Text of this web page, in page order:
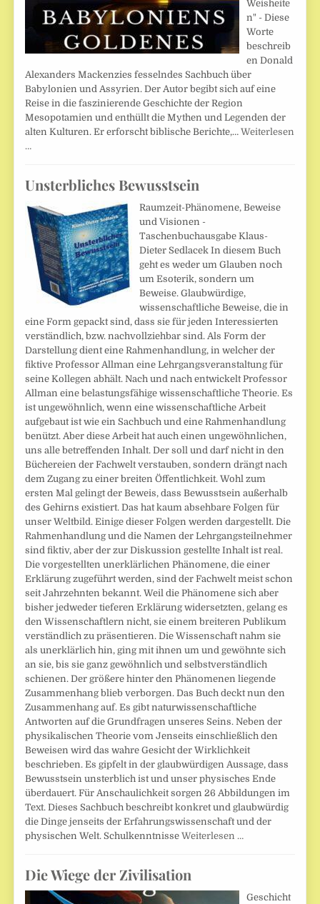
Weisheite
n" - Diese
Worte
beschreib
en Donald
Alexanders Mackenzies fesselndes Sachbuch über
Babylonien und Assyrien. Der Autor begibt sich auf eine
Reise in die faszinierende Geschichte der Region
Mesopotamien und enthüllt die Mythen und Legenden der
alten Kulturen. Er erforscht biblische Berichte,…Weiterlesen
…
Unsterbliches Bewusstsein
Raumzeit-Phänomene, Beweise
und Visionen -
Taschenbuchausgabe Klaus-
Dieter Sedlacek In diesem Buch
geht es weder um Glauben noch
um Esoterik, sondern um
Beweise. Glaubwürdige,
wissenschaftliche Beweise, die in
eine Form gepackt sind, dass sie für jeden Interessierten
verständlich, bzw. nachvollziehbar sind. Als Form der
Darstellung dient eine Rahmenhandlung, in welcher der
fiktive Professor Allman eine Lehrgangsveranstaltung für
seine Kollegen abhält. Nach und nach entwickelt Professor
Allman eine belastungsfähige wissenschaftliche Theorie. Es
ist ungewöhnlich, wenn eine wissenschaftliche Arbeit
aufgebaut ist wie ein Sachbuch und eine Rahmenhandlung
benützt. Aber diese Arbeit hat auch einen ungewöhnlichen,
uns alle betreffenden Inhalt. Der soll und darf nicht in den
Büchereien der Fachwelt verstauben, sondern drängt nach
dem Zugang zu einer breiten Öffentlichkeit. Wohl zum
ersten Mal gelingt der Beweis, dass Bewusstsein außerhalb
des Gehirns existiert. Das hat kaum absehbare Folgen für
unser Weltbild. Einige dieser Folgen werden dargestellt. Die
Rahmenhandlung und die Namen der Lehrgangsteilnehmer
sind fiktiv, aber der zur Diskussion gestellte Inhalt ist real.
Die vorgestellten unerklärlichen Phänomene, die einer
Erklärung zugeführt werden, sind der Fachwelt meist schon
seit Jahrzehnten bekannt. Weil die Phänomene sich aber
bisher jedweder tieferen Erklärung widersetzten, gelang es
den Wissenschaftlern nicht, sie einem breiteren Publikum
verständlich zu präsentieren. Die Wissenschaft nahm sie
als unerklärlich hin, ging mit ihnen um und gewöhnte sich
an sie, bis sie ganz gewöhnlich und selbstverständlich
schienen. Der größere hinter den Phänomenen liegende
Zusammenhang blieb verborgen. Das Buch deckt nun den
Zusammenhang auf. Es gibt naturwissenschaftliche
Antworten auf die Grundfragen unseres Seins. Neben der
physikalischen Theorie vom Jenseits einschließlich den
Beweisen wird das wahre Gesicht der Wirklichkeit
beschrieben. Es gipfelt in der glaubwürdigen Aussage, dass
Bewusstsein unsterblich ist und unser physisches Ende
überdauert. Für Anschaulichkeit sorgen 26 Abbildungen im
Text. Dieses Sachbuch beschreibt konkret und glaubwürdig
die Dinge jenseits der Erfahrungswissenschaft und der
physischen Welt. SchulkenntnisseWeiterlesen …
Die Wiege der Zivilisation
Geschicht